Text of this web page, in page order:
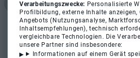
Verarbeitungszwecke: Personalisierte
Profilbildung, externe Inhalte anzeigen,
Angebots (Nutzungsanalyse,
Inhaltsempfehlungen), technisch
vergleichbare Technologien. Die
unsere Partner sind insbesondere:
Informationen auf einem Gerät